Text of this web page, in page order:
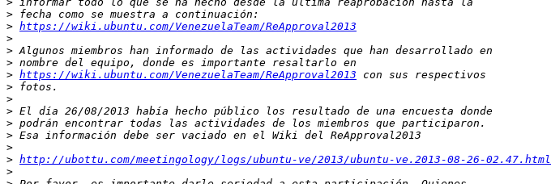
>
> https://wiki.ubuntu.com/VenezuelaTeam/ReApproval2013
>
>
>
> https://wiki.ubuntu.com/VenezuelaTeam/ReApproval2013
>
>
>
>
>
>
> http://ubottu.com/meetingology/logs/ubuntu-ve/2013/ubuntu-ve.2013-08-26-02.47.html
>